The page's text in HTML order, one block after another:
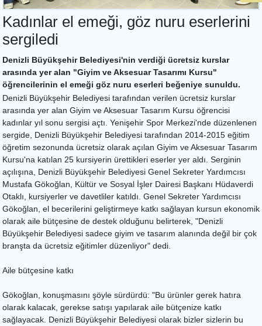
Kadınlar el emeği, göz nuru eserlerini
sergiledi
Denizli Büyükşehir Belediyesi'nin verdiği ücretsiz kurslar
arasında yer alan "Giyim ve Aksesuar Tasarımı Kursu"
öğrencilerinin el emeği göz nuru eserleri beğeniye sunuldu.
Denizli Büyükşehir Belediyesi tarafından verilen ücretsiz kurslar
arasında yer alan Giyim ve Aksesuar Tasarım Kursu öğrencisi
kadınlar yıl sonu sergisi açtı. Yenişehir Spor Merkezi'nde düzenlenen
sergide, Denizli Büyükşehir Belediyesi tarafından 2014-2015 eğitim
öğretim sezonunda ücretsiz olarak açılan Giyim ve Aksesuar Tasarım
Kursu'na katılan 25 kursiyerin ürettikleri eserler yer aldı. Serginin
açılışına, Denizli Büyükşehir Belediyesi Genel Sekreter Yardımcısı
Mustafa Gökoğlan, Kültür ve Sosyal İşler Dairesi Başkanı Hüdaverdi
Otaklı, kursiyerler ve davetliler katıldı. Genel Sekreter Yardımcısı
Gökoğlan, el becerilerini geliştirmeye katkı sağlayan kursun ekonomik
olarak aile bütçesine de destek olduğunu belirterek, "Denizli
Büyükşehir Belediyesi sadece giyim ve tasarım alanında değil bir çok
branşta da ücretsiz eğitimler düzenliyor" dedi.
Aile bütçesine katkı
Gökoğlan, konuşmasını şöyle sürdürdü: "Bu ürünler gerek hatıra
olarak kalacak, gerekse satışı yapılarak aile bütçenize katkı
sağlayacak. Denizli Büyükşehir Belediyesi olarak bizler sizlerin bu